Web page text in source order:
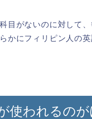
目がないのに対して
かにフィリピン人の
使われるの